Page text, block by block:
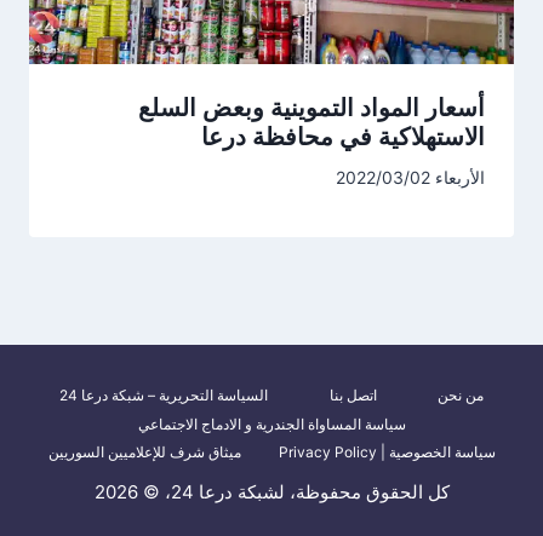
أسعار المواد التموينية وبعض السلع
الاستهلاكية في محافظة درعا
الأربعاء 2022/03/02
من نحن اتصل بنا
السياسة التحريرية – شبكة درعا 24
سياسة المساواة الجندرية و الادماج الاجتماعي
سياسة الخصوصية | Privacy Policy
ميثاق شرف للإعلاميين السوريين
كل الحقوق محفوظة، لشبكة درعا 24، © 2026